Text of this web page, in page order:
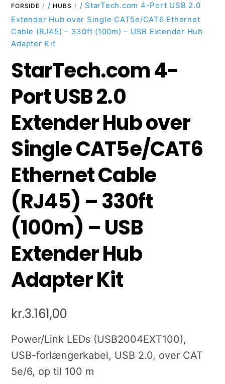
FORSIDE / HUBS
/ StarTech.com 4-Port USB 2.0
Extender Hub over Single CAT5e/CAT6 Ethernet
Cable (RJ45) – 330ft (100m) – USB Extender Hub
Adapter Kit
StarTech.com 4-
Port USB 2.0
Extender Hub over
Single CAT5e/CAT6
Ethernet Cable
(RJ45) – 330ft
(100m) – USB
Extender Hub
Adapter Kit
kr.3.161,00
Power/Link LEDs (USB2004EXT100),
USB-forlængerkabel, USB 2.0, over CAT
5e/6, op til 100 m